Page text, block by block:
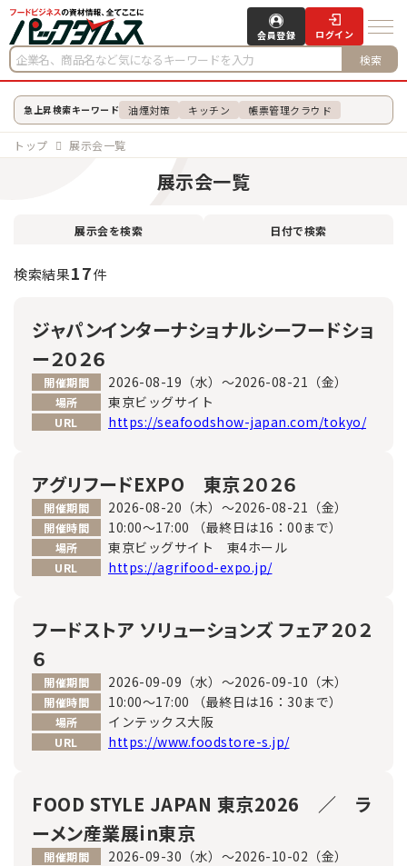
検索
会員登録 ログイン
急上昇検索キーワード 油煙対策 キッチン 帳票管理クラウド
トップ 展示会一覧
展示会一覧
展示会を検索 日付で検索
検索結果17件
ジャパンインターナショナルシーフードショ
ー２０２６
開催期間 2026-08-19（水）～2026-08-21（金）
場所 東京ビッグサイト
URL https://seafoodshow-japan.com/tokyo/
アグリフードEXPO 東京２０２６
開催期間 2026-08-20（木）～2026-08-21（金）
開催時間 10:00～17:00 （最終日は16：00まで）
場所 東京ビッグサイト 東4ホール
URL https://agrifood-expo.jp/
フードストア ソリューションズ フェア２０２
６
開催期間 2026-09-09（水）～2026-09-10（木）
開催時間 10:00～17:00 （最終日は16：30まで）
場所 インテックス大阪
URL https://www.foodstore-s.jp/
FOOD STYLE JAPAN 東京2026 ／ ラ
ーメン産業展in東京
開催期間 2026-09-30（水）～2026-10-02（金）